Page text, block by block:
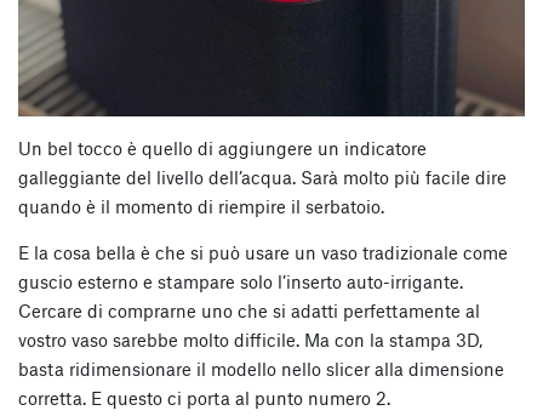
Un bel tocco è quello di aggiungere un indicatore
galleggiante del livello dell’acqua. Sarà molto più facile dire
quando è il momento di riempire il serbatoio.
E la cosa bella è che si può usare un vaso tradizionale come
guscio esterno e stampare solo l’inserto auto-irrigante.
Cercare di comprarne uno che si adatti perfettamente al
vostro vaso sarebbe molto difficile. Ma con la stampa 3D,
basta ridimensionare il modello nello slicer alla dimensione
corretta. E questo ci porta al punto numero 2.